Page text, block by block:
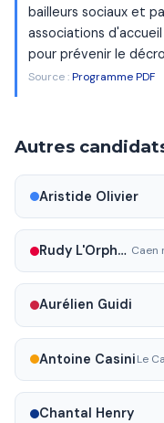
bailleurs sociaux et
associations
pour prévenir le
Source :Programme PDF
Autres
Aristide Olivier
Rudy L'Orphelin
Aurélien Guidi
Antoine CasiniLe
Chantal Henry